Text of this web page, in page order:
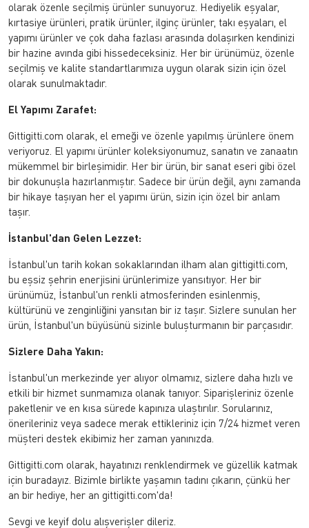
olarak özenle seçilmiş ürünler sunuyoruz. Hediyelik eşyalar,
kırtasiye ürünleri, pratik ürünler, ilginç ürünler, takı eşyaları, el
yapımı ürünler ve çok daha fazlası arasında dolaşırken kendinizi
bir hazine avında gibi hissedeceksiniz. Her bir ürünümüz, özenle
seçilmiş ve kalite standartlarımıza uygun olarak sizin için özel
olarak sunulmaktadır.
El Yapımı Zarafet:
Gittigitti.com olarak, el emeği ve özenle yapılmış ürünlere önem
veriyoruz. El yapımı ürünler koleksiyonumuz, sanatın ve zanaatın
mükemmel bir birleşimidir. Her bir ürün, bir sanat eseri gibi özel
bir dokunuşla hazırlanmıştır. Sadece bir ürün değil, aynı zamanda
bir hikaye taşıyan her el yapımı ürün, sizin için özel bir anlam
taşır.
İstanbul'dan Gelen Lezzet:
İstanbul'un tarih kokan sokaklarından ilham alan gittigitti.com,
bu eşsiz şehrin enerjisini ürünlerimize yansıtıyor. Her bir
ürünümüz, İstanbul'un renkli atmosferinden esinlenmiş,
kültürünü ve zenginliğini yansıtan bir iz taşır. Sizlere sunulan her
ürün, İstanbul'un büyüsünü sizinle buluşturmanın bir parçasıdır.
Sizlere Daha Yakın:
İstanbul'un merkezinde yer alıyor olmamız, sizlere daha hızlı ve
etkili bir hizmet sunmamıza olanak tanıyor. Siparişleriniz özenle
paketlenir ve en kısa sürede kapınıza ulaştırılır. Sorularınız,
önerileriniz veya sadece merak ettikleriniz için 7/24 hizmet veren
müşteri destek ekibimiz her zaman yanınızda.
Gittigitti.com olarak, hayatınızı renklendirmek ve güzellik katmak
için buradayız. Bizimle birlikte yaşamın tadını çıkarın, çünkü her
an bir hediye, her an gittigitti.com'da!
Sevgi ve keyif dolu alışverişler dileriz.